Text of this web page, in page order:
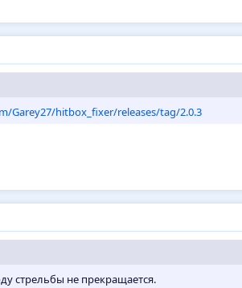
Garey27/hitbox_fixer/releases/tag/2.0.3
стрельбы не прекращается.